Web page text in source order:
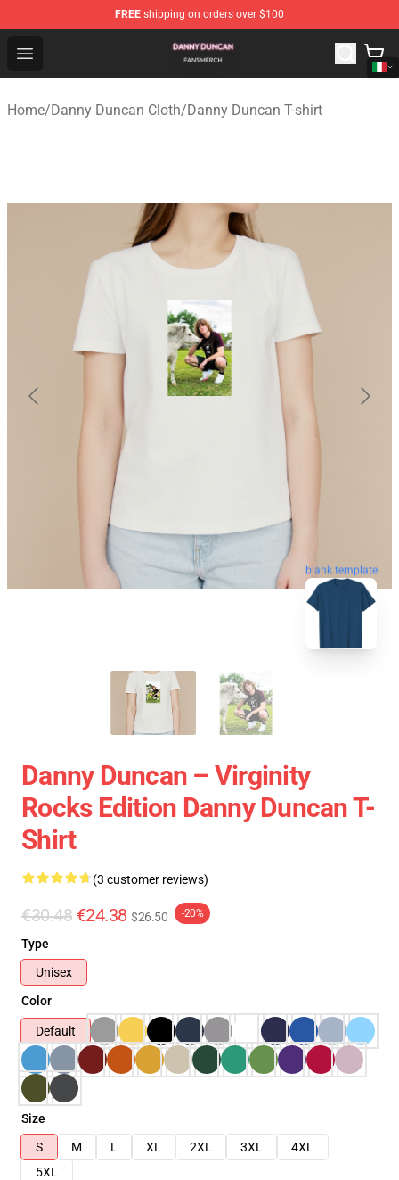
FREE shipping on orders over $100
Open menu
Danny Duncan Shop - Official Danny Duncan
Home/Danny Duncan Cloth/Danny Duncan T-shirt
blank template
Danny Duncan – Virginity
Rocks Edition Danny Duncan T-
Shirt
(3 customer reviews)
€30.48 €24.38 $26.50 -20%
Type
Unisex
Color
Default
Size
S
M L XL 2XL 3XL
4XL
5XL